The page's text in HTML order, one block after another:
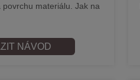
materiálu. Jak na
NÁVOD